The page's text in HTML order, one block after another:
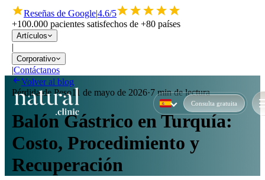
Reseñas de Google|4.6/5
+100.000 pacientes satisfechos de +80 países
Artículos
|
Corporativo
|Contáctanos
Consulta gratuita
Volver al blog
Pérdida de Peso11 de mayo de 2026·7 min de lectura
Balón Gástrico en Turquía:
Costo, Procedimiento y
Recuperación